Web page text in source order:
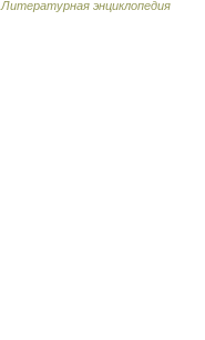
Литературная энциклопедия